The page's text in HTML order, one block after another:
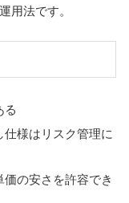
用法です。
る
様はリスク管理に
の安さを許容でき